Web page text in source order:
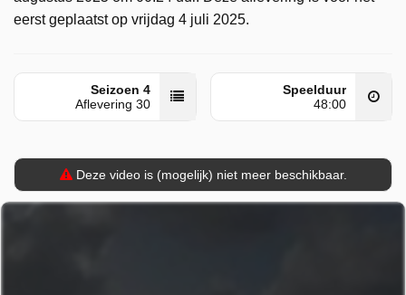
eerst geplaatst op vrijdag 4 juli 2025.
Seizoen 4
Aflevering 30
Speelduur
48:00
Deze video is (mogelijk) niet meer beschikbaar.